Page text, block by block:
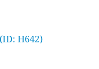
H642)